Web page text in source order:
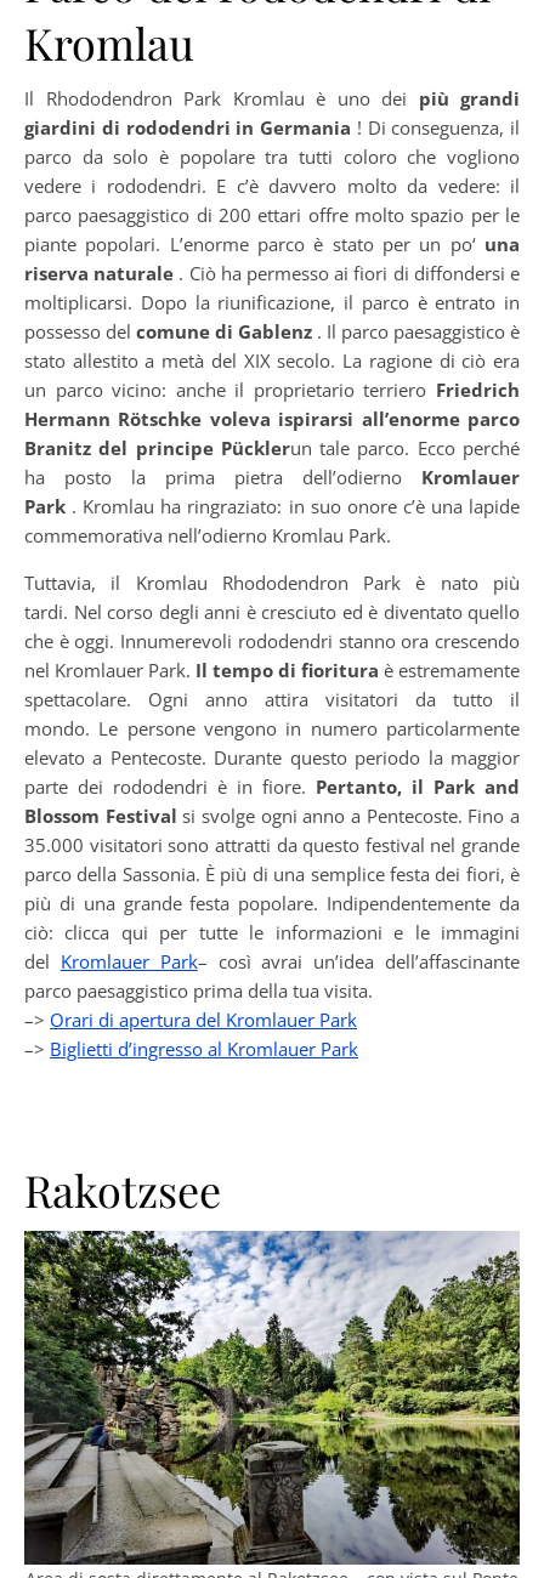
Kromlau
Il Rhododendron Park Kromlau è uno dei più grandi
giardini di rododendri in Germania ! Di conseguenza, il
parco da solo è popolare tra tutti coloro che vogliono
vedere i rododendri. E c’è davvero molto da vedere: il
parco paesaggistico di 200 ettari offre molto spazio per le
piante popolari. L’enorme parco è stato per un po‘ una
riserva naturale . Ciò ha permesso ai fiori di diffondersi e
moltiplicarsi. Dopo la riunificazione, il parco è entrato in
possesso del comune di Gablenz . Il parco paesaggistico è
stato allestito a metà del XIX secolo. La ragione di ciò era
un parco vicino: anche il proprietario terriero Friedrich
Hermann Rötschke voleva ispirarsi all’enorme parco
Branitz del principe Pücklerun tale parco. Ecco perché
ha posto la prima pietra dell’odierno Kromlauer
Park . Kromlau ha ringraziato: in suo onore c’è una lapide
commemorativa nell’odierno Kromlau Park.
Tuttavia, il Kromlau Rhododendron Park è nato più
tardi. Nel corso degli anni è cresciuto ed è diventato quello
che è oggi. Innumerevoli rododendri stanno ora crescendo
nel Kromlauer Park. Il tempo di fioritura è estremamente
spettacolare. Ogni anno attira visitatori da tutto il
mondo. Le persone vengono in numero particolarmente
elevato a Pentecoste. Durante questo periodo la maggior
parte dei rododendri è in fiore. Pertanto, il Park and
Blossom Festival si svolge ogni anno a Pentecoste. Fino a
35.000 visitatori sono attratti da questo festival nel grande
parco della Sassonia. È più di una semplice festa dei fiori, è
più di una grande festa popolare. Indipendentemente da
ciò: clicca qui per tutte le informazioni e le immagini
del Kromlauer Park– così avrai un’idea dell’affascinante
parco paesaggistico prima della tua visita.
–> Orari di apertura del Kromlauer Park
–> Biglietti d’ingresso al Kromlauer Park
Rakotzsee